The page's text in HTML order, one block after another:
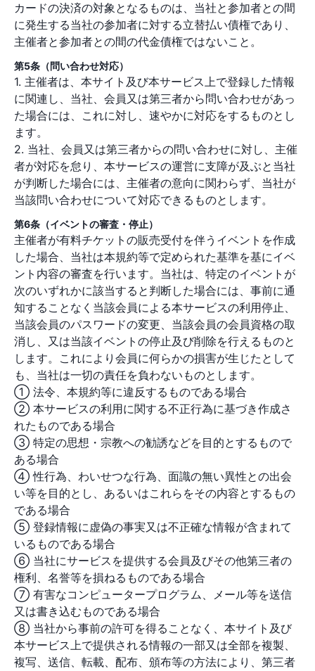
カードの決済の対象となるものは、当社と参加者との間
に発生する当社の参加者に対する立替払い債権であり、
主催者と参加者との間の代金債権ではないこと。
第5条（問い合わせ対応）
1. 主催者は、本サイト及び本サービス上で登録した情報
に関連し、当社、会員又は第三者から問い合わせがあっ
た場合には、これに対し、速やかに対応をするものとし
ます。
2. 当社、会員又は第三者からの問い合わせに対し、主催
者が対応を怠り、本サービスの運営に支障が及ぶと当社
が判断した場合には、主催者の意向に関わらず、当社が
当該問い合わせについて対応できるものとします。
第6条（イベントの審査・停止）
主催者が有料チケットの販売受付を伴うイベントを作成
した場合、当社は本規約等で定められた基準を基にイベ
ント内容の審査を行います。当社は、特定のイベントが
次のいずれかに該当すると判断した場合には、事前に通
知することなく当該会員による本サービスの利用停止、
当該会員のパスワードの変更、当該会員の会員資格の取
消し、又は当該イベントの停止及び削除を行えるものと
します。これにより会員に何らかの損害が生じたとして
も、当社は一切の責任を負わないものとします。
① 法令、本規約等に違反するものである場合
② 本サービスの利用に関する不正行為に基づき作成さ
れたものである場合
③ 特定の思想・宗教への勧誘などを目的とするもので
ある場合
④ 性行為、わいせつな行為、面識の無い異性との出会
い等を目的とし、あるいはこれらをその内容とするもの
である場合
⑤ 登録情報に虚偽の事実又は不正確な情報が含まれて
いるものである場合
⑥ 当社にサービスを提供する会員及びその他第三者の
権利、名誉等を損ねるものである場合
⑦ 有害なコンピュータープログラム、メール等を送信
又は書き込むものである場合
⑧ 当社から事前の許可を得ることなく、本サイト及び
本サービス上で提供される情報の一部又は全部を複製、
複写、送信、転載、配布、頒布等の方法により、第三者